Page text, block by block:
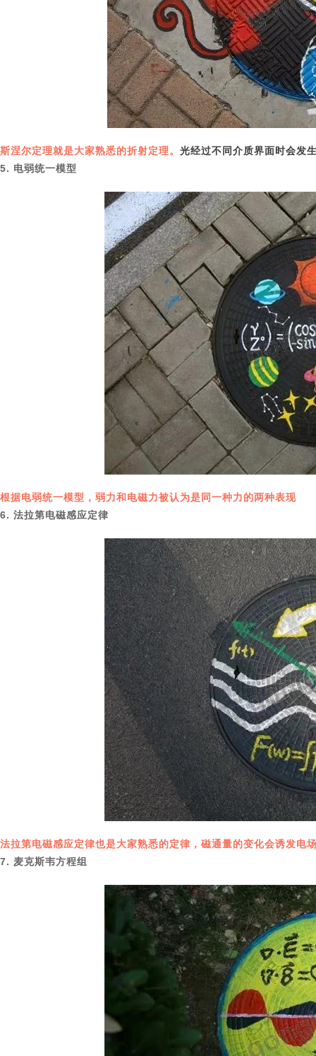
斯涅尔定理就是大家熟悉的折射定理。 光经过不同介质界面时会发
5. 电弱统一模型
根据电弱统一模型，弱力和电磁力被认为是同一种力的两种表现
6. 法拉第电磁感应定律
法拉第电磁感应定律也是大家熟悉的定律，磁通量的变化会诱发电
7. 麦克斯韦方程组